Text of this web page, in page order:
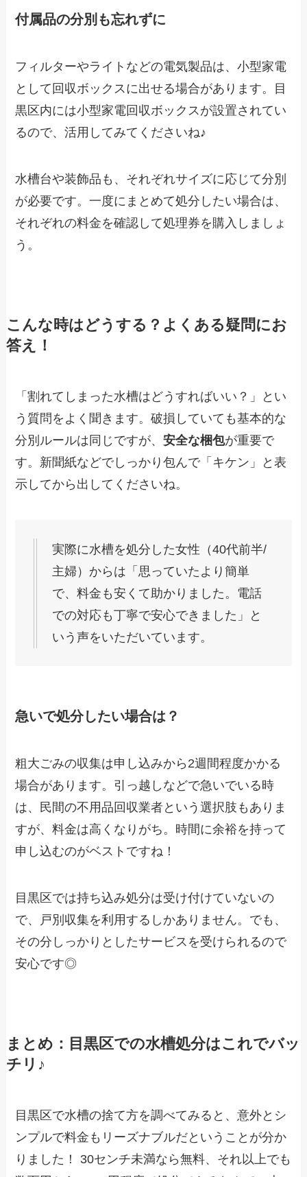
付属品の分別も忘れずに
フィルターやライトなどの電気製品は、小型家電
として回収ボックスに出せる場合があります。目
黒区内には小型家電回収ボックスが設置されてい
るので、活用してみてくださいね♪
水槽台や装飾品も、それぞれサイズに応じて分別
が必要です。一度にまとめて処分したい場合は、
それぞれの料金を確認して処理券を購入しましょ
う。
こんな時はどうする？よくある疑問にお
答え！
「割れてしまった水槽はどうすればいい？」とい
う質問をよく聞きます。破損していても基本的な
分別ルールは同じですが、安全な梱包が重要で
す。新聞紙などでしっかり包んで「キケン」と表
示してから出してくださいね。
実際に水槽を処分した女性（40代前半/
主婦）からは「思っていたより簡単
で、料金も安くて助かりました。電話
での対応も丁寧で安心できました」と
いう声をいただいています。
急いで処分したい場合は？
粗大ごみの収集は申し込みから2週間程度かかる
場合があります。引っ越しなどで急いでいる時
は、民間の不用品回収業者という選択肢もありま
すが、料金は高くなりがち。時間に余裕を持って
申し込むのがベストですね！
目黒区では持ち込み処分は受け付けていないの
で、戸別収集を利用するしかありません。でも、
その分しっかりとしたサービスを受けられるので
安心です◎
まとめ：目黒区での水槽処分はこれでバッ
チリ♪
目黒区で水槽の捨て方を調べてみると、意外とシ
ンプルで料金もリーズナブルだということが分か
りました！ 30センチ未満なら無料、それ以上でも